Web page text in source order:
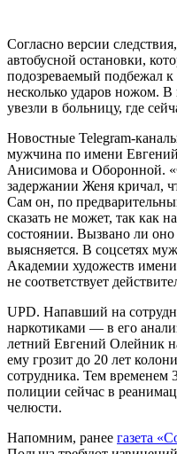
Согласно версии
автобусной остановки,
подозреваемый подбежал
несколько ударов ножом. В
увезли в больницу, где
Новостные Telegram-
мужчина по имени
Анисимова и Оборонной.
задержании Женя кричал,
Сам он, по
сказать не может, так как
состоянии. Вызвано ли
выясняется. В соцсетях
Академии художеств
не соответствует
UPD. Напавший на
наркотиками — в его
летний Евгений Олейник
ему грозит до 20 лет
сотрудника. Тем временем
полиции сейчас в
челюсти.
Напомним, ранее газета